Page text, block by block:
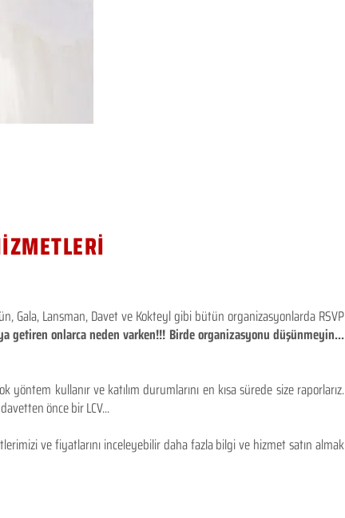
Gala, Lansman, Davet ve Kokteyl gibi bütün organizasyonlarda RSVP
getiren onlarca neden varken!!! Birde organizasyonu düşünmeyin...
kullanır ve katılım durumlarını en kısa sürede size raporlarız.
önce bir LCV...
ve fiyatlarını inceleyebilir daha fazla bilgi ve hizmet satın almak